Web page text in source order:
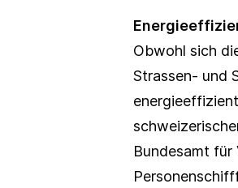
Obwohl sich
Strassen- und
Bundesamt für